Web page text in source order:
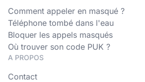
Comment appeler en masqué ?
Téléphone tombé dans l'eau
Bloquer les appels masqués
Où trouver son code PUK ?
A PROPOS
Contact